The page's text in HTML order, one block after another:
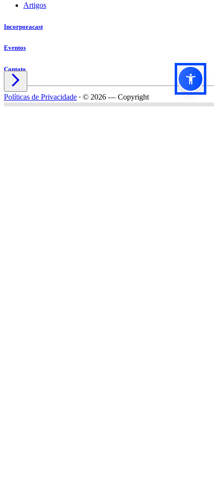
Artigos
Incorporacast
Eventos
Contato

Políticas de Privacidade ∙ © 2026 — Copyright